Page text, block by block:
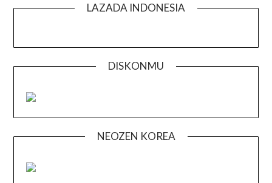
LAZADA INDONESIA
DISKONMU
NEOZEN KOREA